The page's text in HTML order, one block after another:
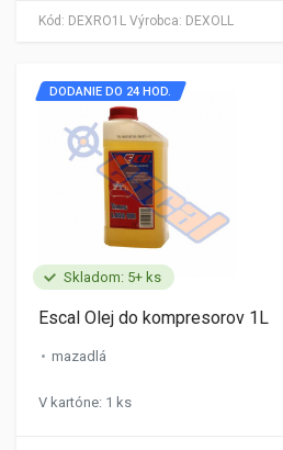
Kód: DEXRO1L Výrobca: DEXOLL
Skladom: 5+ ks
DODANIE DO 24 HOD.
Escal Olej do kompresorov 1L
mazadlá
V kartóne: 1 ks